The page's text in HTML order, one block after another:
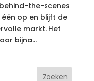
the-scenes
op en blijft de
markt. Het
bijna...